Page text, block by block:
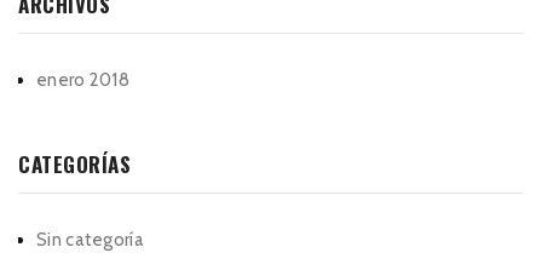
enero 2018
CATEGORÍAS
Sin categoría